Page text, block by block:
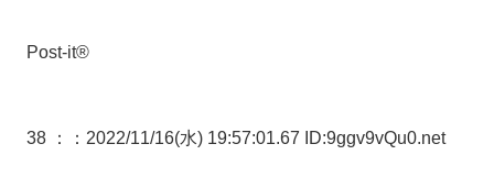
Post-it®
38 ： ：2022/11/16(水) 19:57:01.67 ID:9ggv9vQu0.net